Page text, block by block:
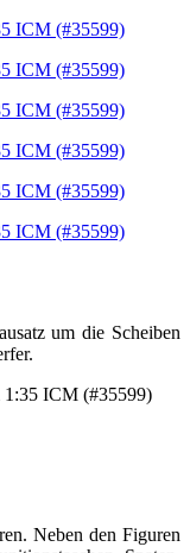
um die Scheiben
Neben den Figuren